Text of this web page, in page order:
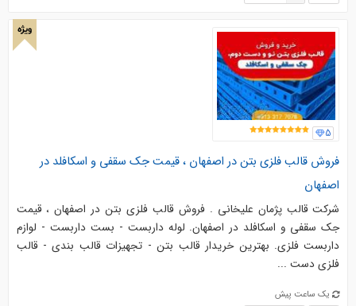
ویژه
5
فروش قالب فلزی بتن در اصفهان ، قیمت جک سقفی و اسکافلد در
اصفهان
شرکت قالب پژمان علیخانی . فروش قالب فلزی بتن در اصفهان ، قیمت
جک سقفی و اسکافلد در اصفهان. لوله داربست - بست داربست - لوازم
داربست فلزی. بهترین خریدار قالب بتن - تجهیزات قالب بندی - قالب
فلزی دست ...
یک ساعت پیش